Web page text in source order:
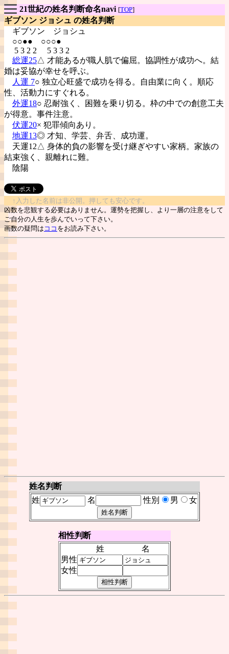
21世紀の姓名判断命名navi [TOP]
ギブソン ジョシュ の姓名判断
ギブソン
ジョシュ
○○●● ○○○●
5 3 2 2 5 3 3 2
総運25△ 才能あるが職人肌で偏屈。協調性が成功へ。結
婚は妥協が幸せを呼ぶ。
人運 7○ 独立心旺盛で成功を得る。自由業に向く。順応
性、活動力にすぐれる。
外運18○ 忍耐強く、困難を乗り切る。枠の中での創意工夫
が得意。事件注意。
伏運20× 犯罪傾向あり。
地運13◎ 才知、学芸、弁舌、成功運。
天運12△ 身体的負の影響を受け継ぎやすい家柄。家族の
結束強く、親離れに難。
陰陽
↑入力した名前は非公開。押しても安心です。
凶数を悲観する必要はありません。運勢を把握し、より一層の注意をして
ご自分の人生を歩んでいって下さい。
画数の疑問は ココ をお読み下さい。
姓名判断
姓
名 性別 男 女
相性判断
姓
名
男性
女性